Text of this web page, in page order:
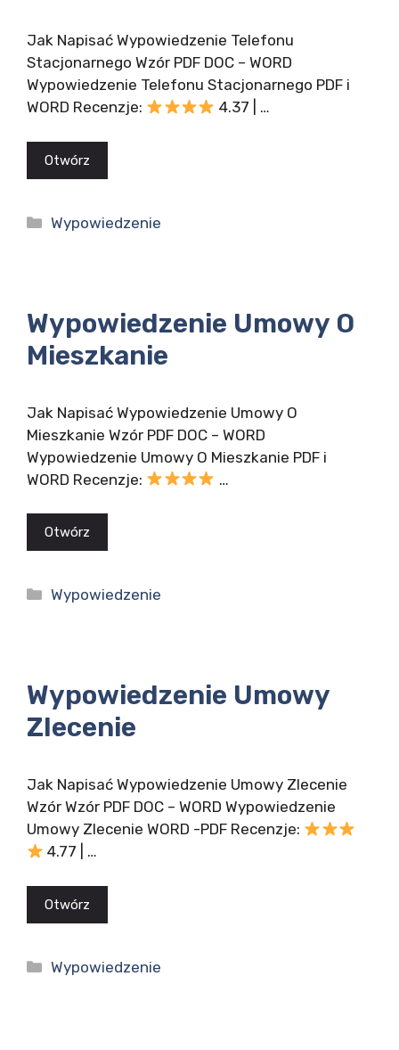
Jak Napisać Wypowiedzenie Telefonu
Stacjonarnego Wzór PDF DOC – WORD
Wypowiedzenie Telefonu Stacjonarnego PDF i
WORD Recenzje:
4.37 | …
Otwórz
Kategorie
Wypowiedzenie
Wypowiedzenie Umowy O
Mieszkanie
Jak Napisać Wypowiedzenie Umowy O
Mieszkanie Wzór PDF DOC – WORD
Wypowiedzenie Umowy O Mieszkanie PDF i
WORD Recenzje:
…
Otwórz
Kategorie
Wypowiedzenie
Wypowiedzenie Umowy
Zlecenie
Jak Napisać Wypowiedzenie Umowy Zlecenie
Wzór Wzór PDF DOC – WORD Wypowiedzenie
Umowy Zlecenie WORD -PDF Recenzje:
4.77 | …
Otwórz
Kategorie
Wypowiedzenie